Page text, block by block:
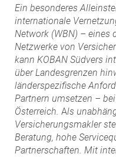
Ein besonderes
internationale
Network (WBN) – eines
Netzwerke von
kann KOBAN Südvers
über Landesgrenzen
länderspezifische
Partnern umsetzen –
Österreich. Als
Versicherungsmakler
Beratung, hohe
Partnerschaften. Mit